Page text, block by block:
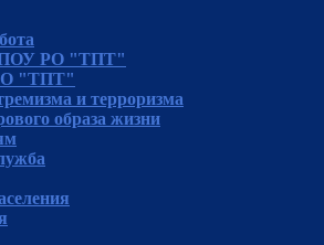
РО "ТПТ"
"ТПТ"
и терроризма
образа жизни